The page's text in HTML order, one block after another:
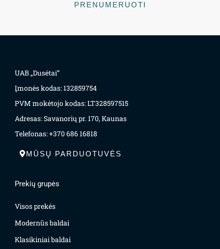
PRENUMERUOTI
UAB „Dusėtai“
Įmonės kodas: 132859754
PVM mokėtojo kodas: LT328597515
Adresas: Savanorių pr. 170, Kaunas
Telefonas: +370 686 16818
MŪSŲ PARDUOTUVĖS
Prekių grupės
Visos prekės
Modernūs baldai
Klasikiniai baldai